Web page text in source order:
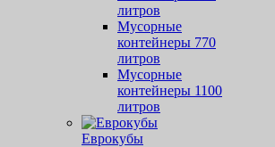
литров
Мусорные
контейнеры 770
литров
Мусорные
контейнеры 1100
литров
Еврокубы